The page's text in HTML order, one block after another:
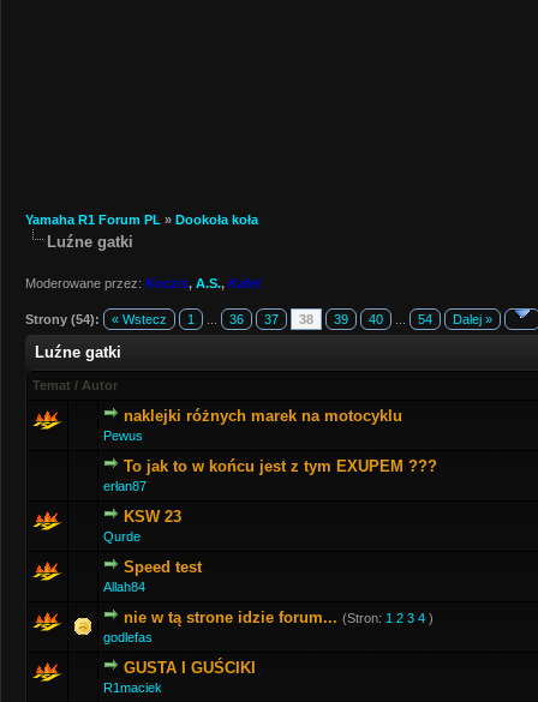
Yamaha R1 Forum PL » Dookoła koła
Luźne gatki
Moderowane przez: Koczis, A.S., Kafel
Strony (54): « Wstecz 1 36 37 38 39 40 54 Dalej »
Luźne gatki
Temat / Autor
naklejki różnych marek na motocyklu
Pewus
To jak to w końcu jest z tym EXUPEM ???
erłan87
KSW 23
Qurde
Speed test
Allah84
nie w tą strone idzie forum... (Stron: 1 2 3 4 )
godlefas
GUSTA I GUŚCIKI
R1maciek